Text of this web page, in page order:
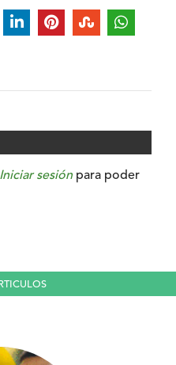
Iniciar sesión para poder